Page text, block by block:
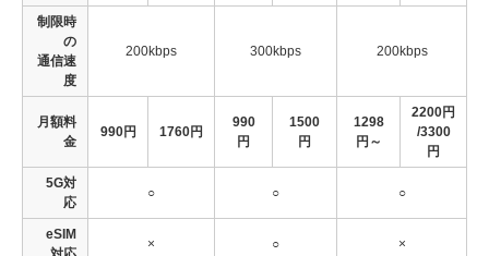
制限時
の
通信速
度
200kbps 300kbps 200kbps
月額料
金
990円 1760円
990
円
1500
円
1298
円～
2200円
/3300
円
5G対
応
○ ○ ○
eSIM
× ○ ×